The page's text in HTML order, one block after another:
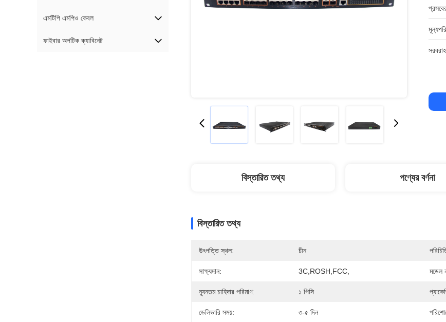
এমটিপি এমপিও কেবল
ফাইবার অপটিক ক্যাবিনেট
বিস্তারিত তথ্য পণ্যের বর্ণনা
বিস্তারিত তথ্য
উৎপত্তি স্থল: চীন
সাক্ষ্যদান: 3C,ROSH,FCC, মডেল
ন্যূনতম চাহিদার পরিমাণ: ১ পিসি
ডেলিভারি সময়: ৩-৫ দিন